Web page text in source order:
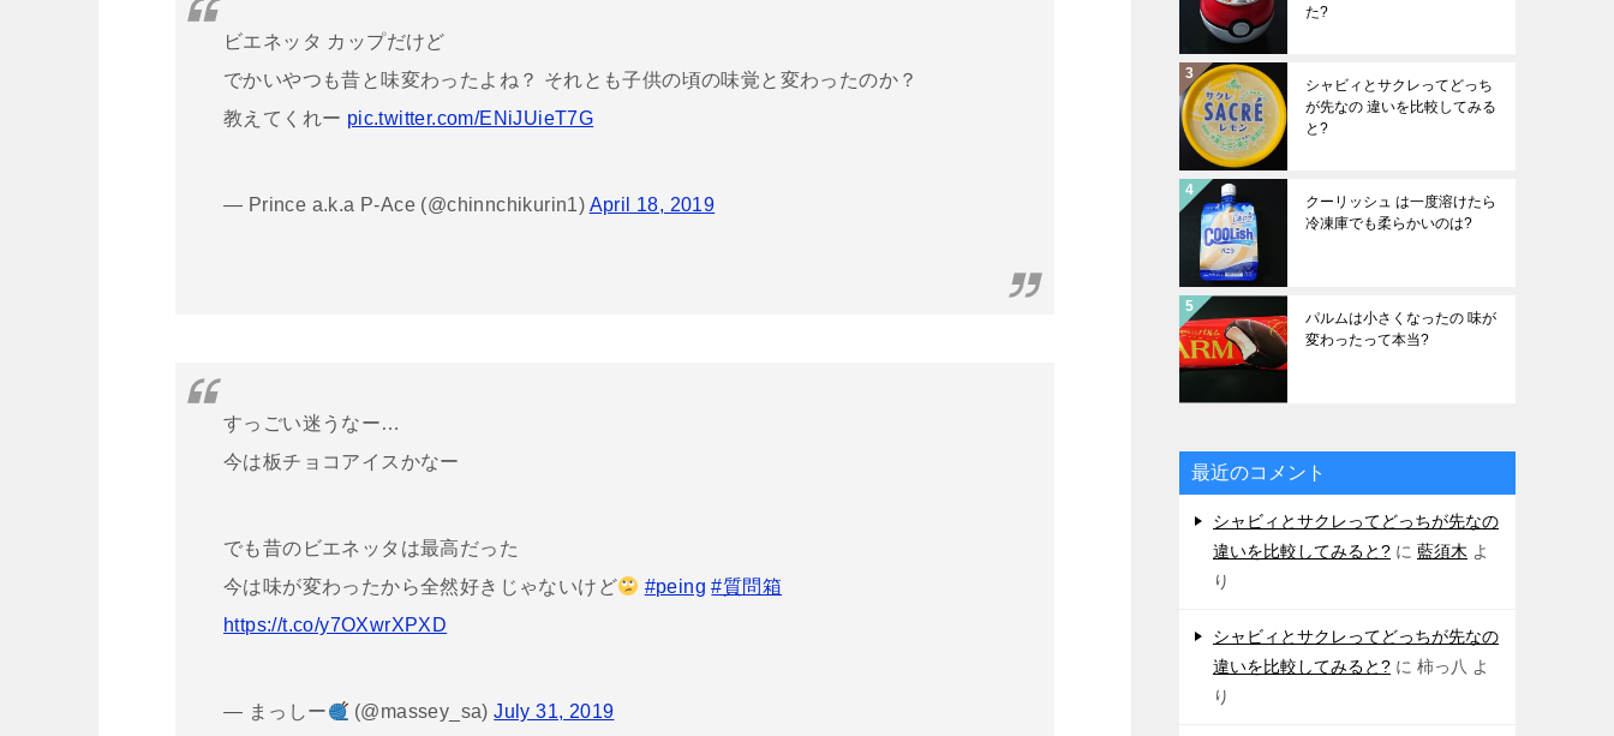
ビエネッタ カップだけど
でかいやつも昔と味変わったよね？ それとも子供の頃の味覚と変わったのか？
教えてくれー pic.twitter.com/ENiJUieT7G
— Prince a.k.a P-Ace (@chinnchikurin1) April 18, 2019
すっごい迷うなー…
今は板チョコアイスかなー
でも昔のビエネッタは最高だった
今は味が変わったから全然好きじゃないけど
#peing #質問箱
https://t.co/y7OXwrXPXD
— まっしー (@massey_sa)July 31, 2019
た?
シャビィとサクレってどっち
が先なの 違いを比較してみる
と?
クーリッシュ は一度溶けたら
冷凍庫でも柔らかいのは?
パルムは小さくなったの 味が
変わったって本当?
最近のコメント
シャビィとサクレってどっちが先なの
違いを比較してみると? に 藍須木 よ
り
シャビィとサクレってどっちが先なの
違いを比較してみると? に 柿っ八 よ
り